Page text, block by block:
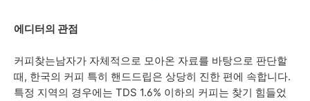
에디터의 관점
커피찾는남자가 자체적으로 모아온 자료를 바탕으로 판단할
때, 한국의 커피 특히 핸드드립은 상당히 진한 편에 속합니다.
특정 지역의 경우에는 TDS 1.6% 이하의 커피는 찾기 힘들었